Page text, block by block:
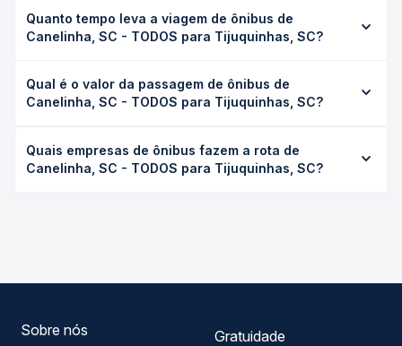
Quanto tempo leva a viagem de ônibus de
Canelinha, SC - TODOS para Tijuquinhas, SC?
Tijuquinhas, SC leva em média 0 horas, podendo variar
conforme a viação, o tipo de serviço (convencional,
duração exata de cada opção na data desejada.
Qual é o valor da passagem de ônibus de
Canelinha, SC - TODOS para Tijuquinhas, SC?
TODOS para Tijuquinhas, SC custa em média não
identificado e varia conforme a data da viagem, a
Quais empresas de ônibus fazem a rota de
Canelinha, SC - TODOS para Tijuquinhas, SC?
Sobre nós
Gratuidade